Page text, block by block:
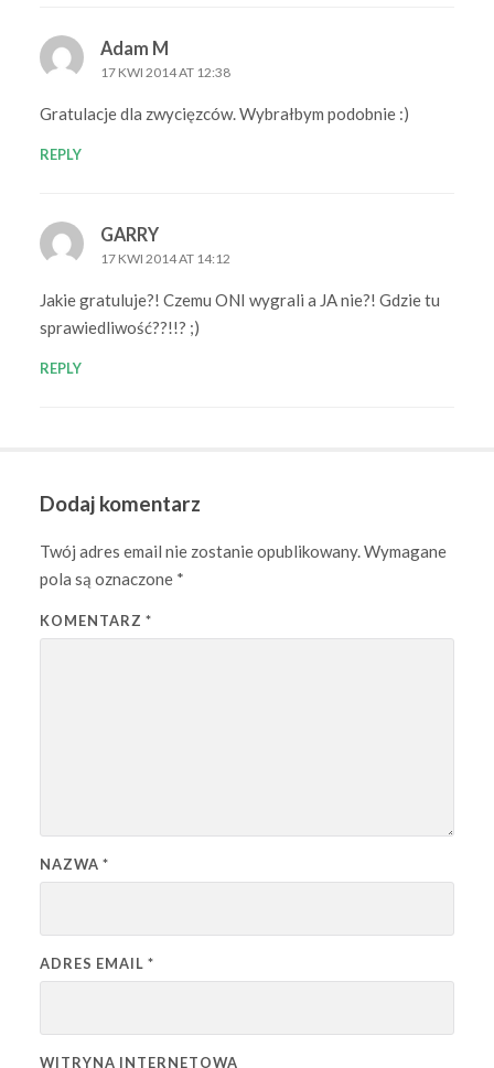
Adam M
17 KWI 2014 AT 12:38
Gratulacje dla zwycięzców. Wybrałbym podobnie :)
REPLY
GARRY
17 KWI 2014 AT 14:12
Jakie gratuluje?! Czemu ONI wygrali a JA nie?! Gdzie tu
sprawiedliwość??!!? ;)
REPLY
Dodaj komentarz
Twój adres email nie zostanie opublikowany.Wymagane
pola są oznaczone *
KOMENTARZ *
NAZWA *
ADRES EMAIL *
WITRYNA INTERNETOWA